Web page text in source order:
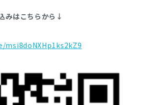
みはこちらから↓